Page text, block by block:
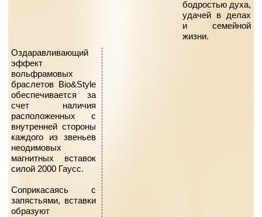
бодростью духа,
удачей в делах
и семейной
жизни.
Оздаравливающий
эффект
вольфрамовых
браслетов Bio&Style
обеспечивается за
счет наличия
расположенных с
внутренней стороны
каждого из звеньев
неодимовых
магнитных вставок
силой 2000 Гаусс.
Соприкасаясь с
запястьями, вставки
образуют